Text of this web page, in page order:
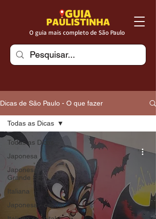
O guia mais completo de São Paulo
Dicas de São Paulo - O que fazer
Todas as Dicas
Japonesa
Japonesa -
Grande SP
Italiana
Japonesa - capital
Todas as Dicas